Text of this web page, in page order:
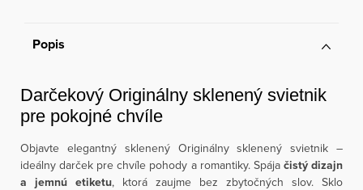
Popis
Darčekový Originálny sklenený svietnik
pre pokojné chvíle
Objavte elegantný sklenený Originálny sklenený svietnik –
ideálny darček pre chvíle pohody a romantiky. Spája čistý dizajn
a jemnú etiketu, ktorá zaujme bez zbytočných slov. Sklo